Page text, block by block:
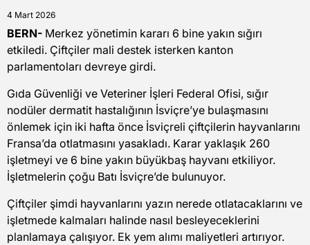
4 Mart 2026
BERN- Merkez yönetimin kararı 6 bine yakın sığırı
etkiledi. Çiftçiler mali destek isterken kanton
parlamentoları devreye girdi.
Gıda Güvenliği ve Veteriner İşleri Federal Ofisi, sığır
nodüler dermatit hastalığının İsviçre’ye bulaşmasını
önlemek için iki hafta önce İsviçreli çiftçilerin hayvanlarını
Fransa’da otlatmasını yasakladı. Karar yaklaşık 260
işletmeyi ve 6 bine yakın büyükbaş hayvanı etkiliyor.
İşletmelerin çoğu Batı İsviçre’de bulunuyor.
Çiftçiler şimdi hayvanlarını yazın nerede otlatacaklarını ve
işletmede kalmaları halinde nasıl besleyeceklerini
planlamaya çalışıyor. Ek yem alımı maliyetleri artırıyor.